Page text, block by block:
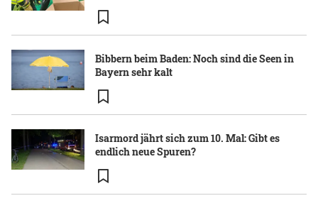
Bibbern beim Baden: Noch sind die Seen in
Bayern sehr kalt
Isarmord jährt sich zum 10. Mal: Gibt es
endlich neue Spuren?